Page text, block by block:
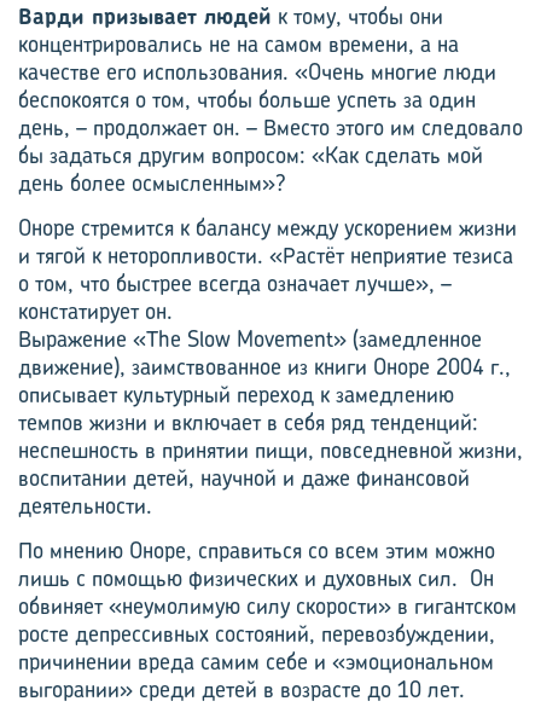
Варди призывает людей к тому, чтобы они
концентрировались не на самом времени, а на
качестве его использования. «Очень многие люди
беспокоятся о том, чтобы больше успеть за один
день, – продолжает он. – Вместо этого им следовало
бы задаться другим вопросом: «Как сделать мой
день более осмысленным»?
Оноре стремится к балансу между ускорением жизни
и тягой к неторопливости. «Растёт неприятие тезиса
о том, что быстрее всегда означает лучше», –
констатирует он.
Выражение «The Slow Movement» (замедленное
движение), заимствованное из книги Оноре 2004 г.,
описывает культурный переход к замедлению
темпов жизни и включает в себя ряд тенденций:
неспешность в принятии пищи, повседневной жизни,
воспитании детей, научной и даже финансовой
деятельности.
По мнению Оноре, справиться со всем этим можно
лишь с помощью физических и духовных сил. Он
обвиняет «неумолимую силу скорости» в гигантском
росте депрессивных состояний, перевозбуждении,
причинении вреда самим себе и «эмоциональном
выгорании» среди детей в возрасте до 10 лет.